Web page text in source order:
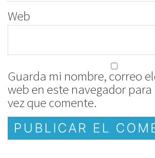
Web
Guarda mi nombre, correo
web en este navegador
vez que comente.